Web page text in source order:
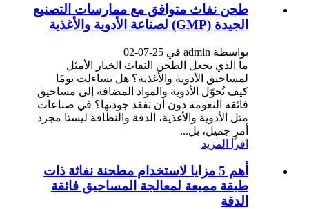
طحن نفاث متوافق مع ممارسات التصنيع
الجيدة (GMP) لصناعة الأدوية والأغذية
بواسطة admin في 25-07-02
ما الذي يجعل الطحن النفاث الخيار الأمثل
لمساحيق الأدوية والأغذية؟ هل تساءلت يومًا
كيف تُحوّل الأدوية والمواد المضافة إلى مساحيق
فائقة النعومة دون أن تفقد جودتها؟ في صناعات
مثل الأدوية والأغذية، الدقة والنظافة ليستا مجرد
أمرٍ جميل، بل...
اقرأ المزيد
أهم 5 مزايا لاستخدام مطحنة نفاثة ذات
طبقة مميعة لمعالجة المساحيق فائقة
الدقة